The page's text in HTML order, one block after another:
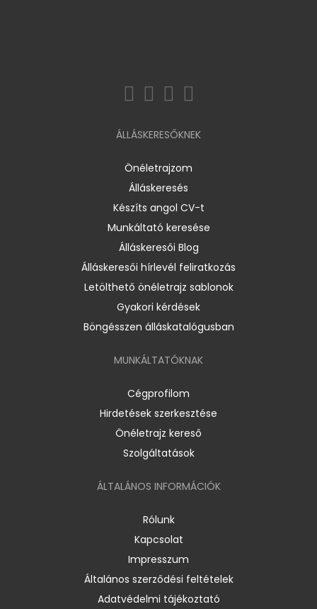
ÁLLÁSKERESŐKNEK
Önéletrajzom
Álláskeresés
Készíts angol CV-t
Munkáltató keresése
Álláskeresői Blog
Álláskeresői hírlevél feliratkozás
Letölthető önéletrajz sablonok
Gyakori kérdések
Böngésszen álláskatalógusban
MUNKÁLTATÓKNAK
Cégprofilom
Hirdetések szerkesztése
Önéletrajz kereső
Szolgáltatások
ÁLTALÁNOS INFORMÁCIÓK
Rólunk
Kapcsolat
Impresszum
Általános szerződési feltételek
Adatvédelmi tájékoztató